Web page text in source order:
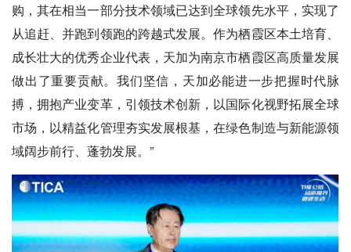
购，其在相当一部分技术领域已达到全球领先水平，实现了
从追赶、并跑到领跑的跨越式发展。作为栖霞区本土培育、
成长壮大的优秀企业代表，天加为南京市栖霞区高质量发展
做出了重要贡献。我们坚信，天加必能进一步把握时代脉
搏，拥抱产业变革，引领技术创新，以国际化视野拓展全球
市场，以精益化管理夯实发展根基，在绿色制造与新能源领
域阔步前行、蓬勃发展。”